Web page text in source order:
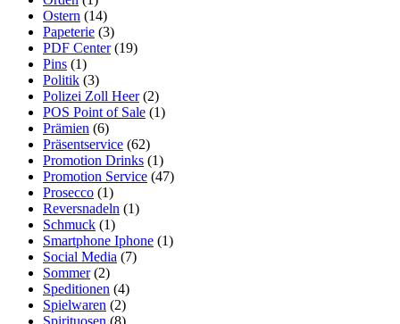
Ostern (14)
Papeterie (3)
PDF Center(19)
Pins (1)
Politik (3)
Polizei Zoll Heer(2)
POS Point of Sale (1)
Prämien (6)
Präsentservice (62)
Promotion Drinks (1)
Promotion Service (47)
Prosecco (1)
Reversnadeln (1)
Schmuck (1)
Smartphone Iphone (1)
Social Media (7)
Sommer(2)
Speditionen (4)
Spielwaren (2)
Spirituosen (8)